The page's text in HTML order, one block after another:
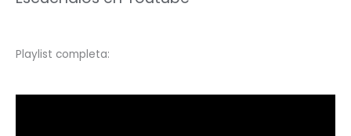
Playlist completa: